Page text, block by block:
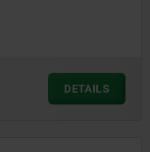
DETAILS